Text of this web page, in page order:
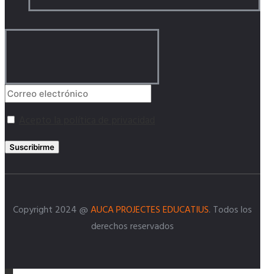
Suscribirme
Copyright 2024 @AUCA PROJECTES EDUCATIUS. Todos los
derechos reservados